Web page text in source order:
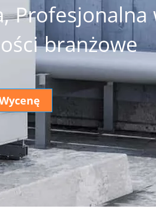
branżowe